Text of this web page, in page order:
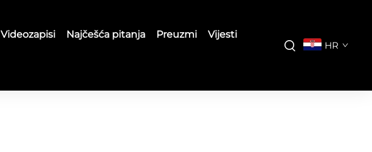
Videozapisi Najčešća pitanja Preuzmi
Vijesti
HR